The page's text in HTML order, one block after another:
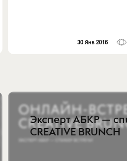
30 Янв 2016
Эксперт АБКР —
CREATIVE BRUNCH